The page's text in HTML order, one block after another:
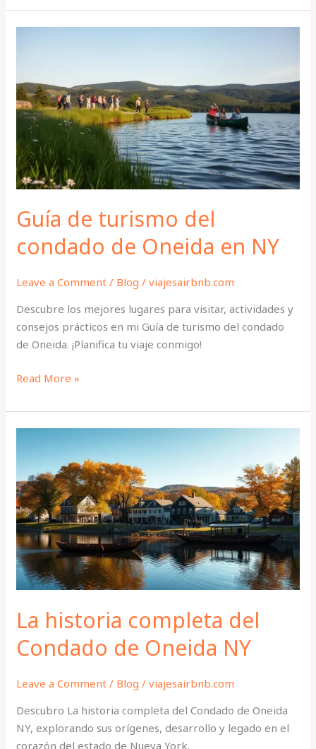
Guía de turismo del
condado de Oneida en NY
Leave a Comment / Blog /viajesairbnb.com
Descubre los mejores lugares para visitar, actividades y
consejos prácticos en mi Guía de turismo del condado
de Oneida. ¡Planifica tu viaje conmigo!
del
condado
de
Oneida
en
NY
Read More »
La historia completa del
Condado de Oneida NY
Leave a Comment / Blog /viajesairbnb.com
Descubro La historia completa del Condado de Oneida
NY, explorando sus orígenes, desarrollo y legado en el
corazón del estado de Nueva York.
completa
del
Condado
de
Oneida
NY